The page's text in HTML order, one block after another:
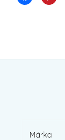
Márka